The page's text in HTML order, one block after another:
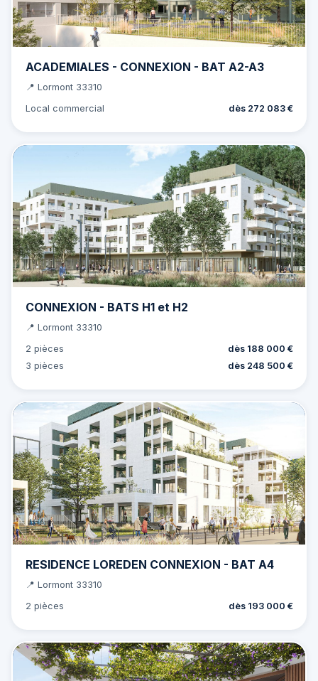
ACADEMIALES - CONNEXION - BAT A2-A3
📍 Lormont 33310
Local commercial
dès 272 083 €
CONNEXION - BATS H1 et H2
📍 Lormont 33310
2 pièces
dès 188 000 €
3 pièces
dès 248 500 €
RESIDENCE LOREDEN CONNEXION - BAT A4
📍 Lormont 33310
2 pièces
dès 193 000 €